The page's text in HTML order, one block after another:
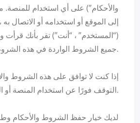
والأحكام”) على أي استخدام
إلى الموقع أو استخدامه أو الاتصال به
(“المستخدم” ، “أنت”) تقر بأنك
جميع الشروط الواردة في هذه الشروط والأحكام.
إذا كنت لا توافق على هذه الشروط
التوقف فورًا عن استخدام المنصة أو الخدمة.
لديك خيار حفظ الشروط والأحكام